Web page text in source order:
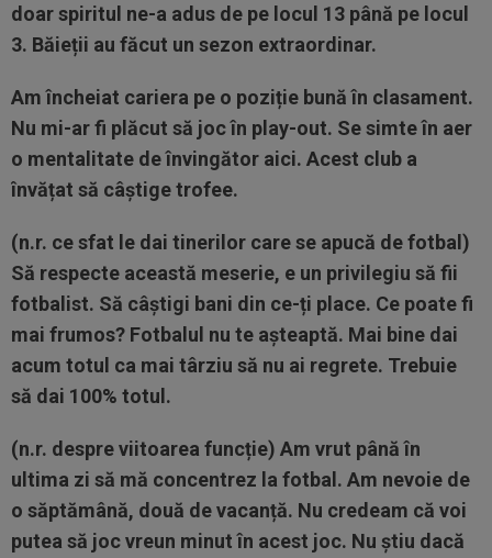
doar spiritul ne-a adus de pe locul 13 până pe locul
3. Băieții au făcut un sezon extraordinar.
Am încheiat cariera pe o poziție bună în clasament.
Nu mi-ar fi plăcut să joc în play-out. Se simte în aer
o mentalitate de învingător aici. Acest club a
învățat să câștige trofee.
(n.r. ce sfat le dai tinerilor care se apucă de fotbal)
Să respecte această meserie, e un privilegiu să fii
fotbalist. Să câștigi bani din ce-ți place. Ce poate fi
mai frumos? Fotbalul nu te așteaptă. Mai bine dai
acum totul ca mai târziu să nu ai regrete. Trebuie
să dai 100% totul.
(n.r. despre viitoarea funcție) Am vrut până în
ultima zi să mă concentrez la fotbal. Am nevoie de
o săptămână, două de vacanță. Nu credeam că voi
putea să joc vreun minut în acest joc. Nu știu dacă